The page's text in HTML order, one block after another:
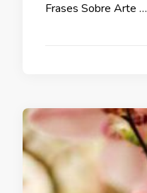
Frases Sobre Arte …